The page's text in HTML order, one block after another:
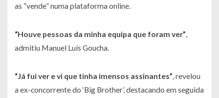
as “vende” numa plataforma online.
“Houve pessoas da minha equipa que foram ver”,
admitiu Manuel Luís Goucha.
“Já fui ver e vi que tinha imensos assinantes”, revelou
a ex-concorrente do ‘Big Brother’, destacando em seguida